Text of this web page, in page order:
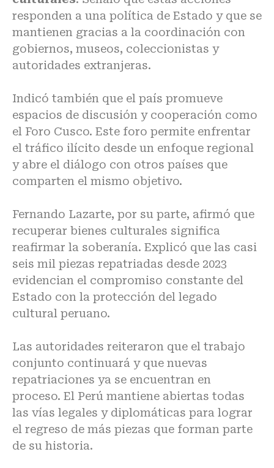
responden a una política de Estado y que se
mantienen gracias a la coordinación con
gobiernos, museos, coleccionistas y
autoridades extranjeras.
Indicó también que el país promueve
espacios de discusión y cooperación como
el Foro Cusco. Este foro permite enfrentar
el tráfico ilícito desde un enfoque regional
y abre el diálogo con otros países que
comparten el mismo objetivo.
Fernando Lazarte, por su parte, afirmó que
recuperar bienes culturales significa
reafirmar la soberanía. Explicó que las casi
seis mil piezas repatriadas desde 2023
evidencian el compromiso constante del
Estado con la protección del legado
cultural peruano.
Las autoridades reiteraron que el trabajo
conjunto continuará y que nuevas
repatriaciones ya se encuentran en
proceso. El Perú mantiene abiertas todas
las vías legales y diplomáticas para lograr
el regreso de más piezas que forman parte
de su historia.